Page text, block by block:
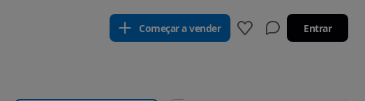
Começar a vender Entrar